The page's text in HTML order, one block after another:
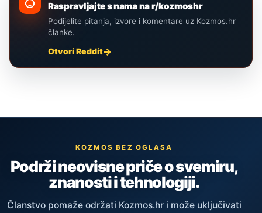
Raspravljajte s nama na r/kozmoshr
Podijelite pitanja, izvore i komentare uz Kozmos.hr
članke.
Otvori Reddit
KOZMOS BEZ OGLASA
Podrži neovisne priče o svemiru,
znanosti i tehnologiji.
Članstvo pomaže održati Kozmos.hr i može uključivati